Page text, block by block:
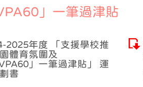
」一筆過津貼
2025年度 「支援學校推
體育氛圍及
」一筆過津貼」 運
書